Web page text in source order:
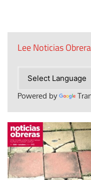
Lee Noticias
Powered by